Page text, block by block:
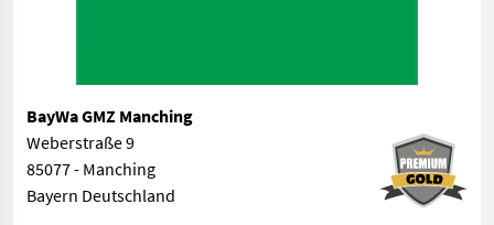
BayWa GMZ Manching
Weberstraße 9
85077 - Manching
Bayern Deutschland